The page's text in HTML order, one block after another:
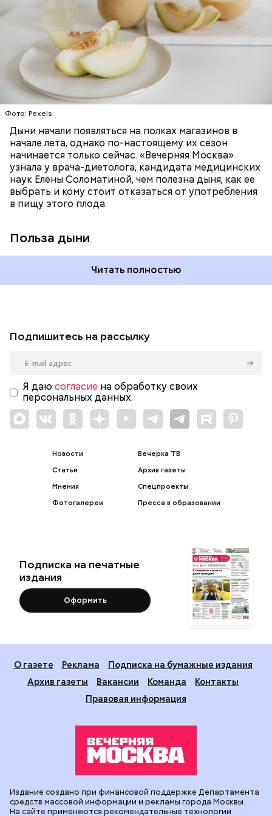
Фото: Pexels
Дыни начали появляться на полках магазинов в
начале лета, однако по-настоящему их сезон
начинается только сейчас. «Вечерняя Москва»
узнала у врача-диетолога, кандидата медицинских
наук Елены Соломатиной, чем полезна дыня, как ее
выбрать и кому стоит отказаться от употребления
в пищу этого плода.
Польза дыни
много энергии, чтобы ее усвоить, рассказала
доктор. Кроме того, этот плод богат витаминами и
минералами. Так, в дыне содержатся:
поддержание иммунитета, зрения и
необходим для обновления кожи. Дыня
«делает пилинг изнутри», обновляет
слизистые оболочки органов. А еще именно
бета-каротин обеспечивает дыне желтый
лютеин и зеаксантин — эти каротиноиды
отлично поддерживают наше зрение;
калий — оказывает мочегонное действие,
поддерживает сердечно-сосудистую
систему и предотвращает скачки давления;
магний — помогает калию и не дает сосудам
спазмироваться.
Читать полностью
ЗДОРОВЬЕ
ПРАВИЛЬНОЕ ПИТАНИЕ
ОВОЩИ
ЛЕТО ФРУКТЫ
Подпишитесь на рассылку
Я даю согласие на обработку своих
персональных данных.
Новости
Статьи
Мнения
Фотогалереи
Вечерка ТВ
Архив газеты
Спецпроекты
Пресса в образовании
Подписка на печатные
издания
Оформить
О газете Реклама
Подписка на бумажные издания
Архив газеты
Вакансии Команда
Контакты
Правовая информация
Издание создано при финансовой поддержке Департамента
средств массовой информации и рекламы города Москвы.
На сайте применяются рекомендательные технологии